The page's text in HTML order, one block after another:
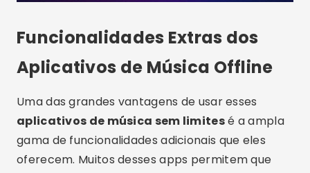
Funcionalidades Extras dos
Aplicativos de Música Offline
Uma das grandes vantagens de usar esses
aplicativos de música sem limitesé a ampla
gama de funcionalidades adicionais que eles
oferecem. Muitos desses apps permitem que